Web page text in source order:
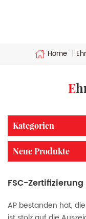
Home |
Kategorien
Neue Produkte
FSC-Zertifizierung
AP bestanden hat,